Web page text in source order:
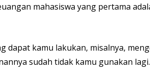
mahasiswa yang pertama
dapat kamu lakukan, misalnya,
sudah tidak kamu gunakan lagi.